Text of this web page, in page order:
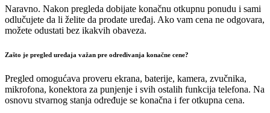
Naravno. Nakon pregleda dobijate konačnu otkupnu ponudu i sami
odlučujete da li želite da prodate uređaj. Ako vam cena ne odgovara,
možete odustati bez ikakvih obaveza.
Zašto je pregled uređaja važan pre određivanja konačne cene?
Pregled omogućava proveru ekrana, baterije, kamera, zvučnika,
mikrofona, konektora za punjenje i svih ostalih funkcija telefona. Na
osnovu stvarnog stanja određuje se konačna i fer otkupna cena.